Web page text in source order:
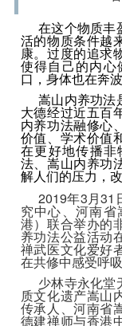
在这个物质丰
活的物质条件越
康。过度的追求
使得自己的内心
口，身体也在奔
嵩山内养功法
大德经过近五百
内养功法融修心
价值、学术价值
在更好地传播
法、嵩山内养功
解人们的压力，
2019年3月31
究中心、河南
港）联合举办的
养功法公益活动
禅武医文化爱好
在共修中感受呼
少林寺永化堂
质文化遗产嵩山
传承人、河南省
德建禅师与香港